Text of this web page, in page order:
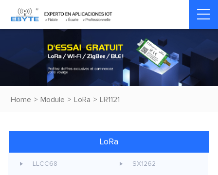
Home > Module > LoRa > LR1121
LoRa
LLCC68 SX1262